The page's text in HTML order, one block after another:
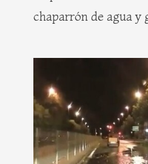
chaparrón de agua y